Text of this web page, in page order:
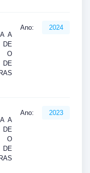
A
DE
O
DE
Ano: 2024
A
DE
O
DE
Ano: 2023